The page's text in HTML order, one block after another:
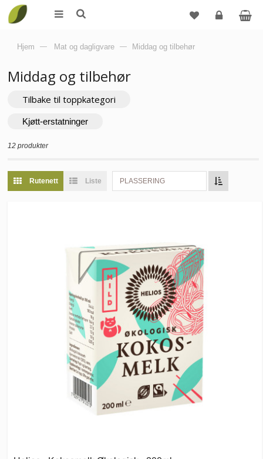
Hjem — Mat og dagligvare — Middag og tilbehør
Middag og tilbehør
Tilbake til toppkategori
Kjøtt-erstatninger
12 produkter
Rutenett Liste PLASSERING